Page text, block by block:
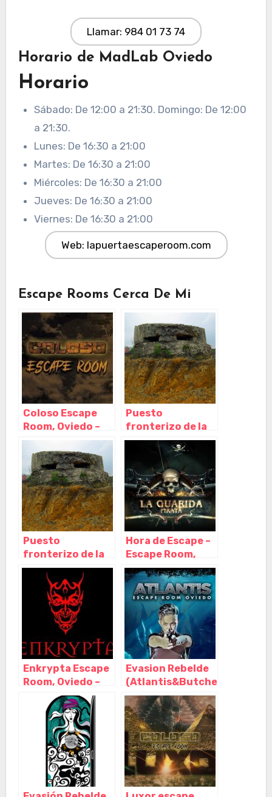
Llamar: 984 01 73 74
Horario de MadLab Oviedo
Horario
Sábado: De 12:00 a 21:30. Domingo: De 12:00
a 21:30.
Lunes: De 16:30 a 21:00
Martes: De 16:30 a 21:00
Miércoles: De 16:30 a 21:00
Jueves: De 16:30 a 21:00
Viernes: De 16:30 a 21:00
Web: lapuertaescaperoom.com
Escape Rooms Cerca De Mi
Coloso Escape
Room, Oviedo –
Asturias
Puesto
fronterizo de la
guerra civil
española, Oviedo
– Asturias
Puesto
fronterizo de la
guerra civil
española, Oviedo
– Asturias
Hora de Escape –
Escape Room,
Oviedo – Asturias
Enkrypta Escape
Room, Oviedo –
Asturias
Evasion Rebelde
(Atlantis&Butcher)
Escape Room,
Oviedo – Asturias